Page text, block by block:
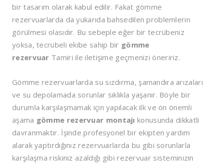
bir tasarım olarak kabul edilir. Fakat gömme
rezervuarlarda da yukarıda bahsedilen problemlerin
görülmesi olasıdır. Bu sebeple eğer bir tecrübeniz
yoksa, tecrübeli ekibe sahip bir gömme
rezervuar Tamiri ile iletişime geçmenizi öneririz.
Gömme rezervuarlarda su sızdırma, şamandıra arızaları
ve su depolamada sorunlar sıklıkla yaşanır. Böyle bir
durumla karşılaşmamak için yapılacak ilk ve ön önemli
aşama gömme rezervuar montajıkonusunda dikkatli
davranmaktır. İşinde profesyonel bir ekipten yardım
alarak yaptırdığınız rezervuarlarda bu gibi sorunlarla
karşılaşma riskiniz azaldığı gibi rezervuar sisteminizin